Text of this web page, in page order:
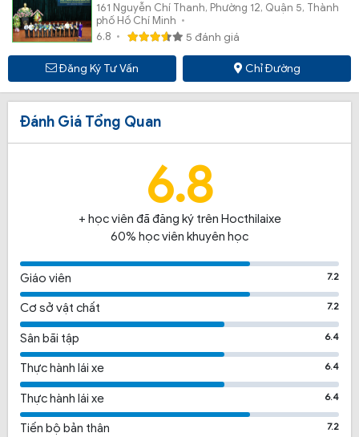
161 Nguyễn Chí Thanh, Phường 12, Quận 5, Thành
phố Hồ Chí Minh
6.8
5 đánh giá
Đăng Ký Tư Vấn Chỉ Đường
Đánh Giá Tổng Quan
6.8
+ học viên đã đăng ký trên Hocthilaixe
60% học viên khuyên học
Giáo viên 7.2
Cơ sở vật chất 7.2
Sân bãi tập 6.4
Thực hành lái xe 6.4
Thực hành lái xe 6.4
Tiến bộ bản thân 7.2